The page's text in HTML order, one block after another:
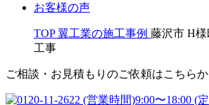
お客様の声
TOP 翼工業の施工事例 藤沢市 H
工事
ご相談・お見積もりのご依頼はこちら